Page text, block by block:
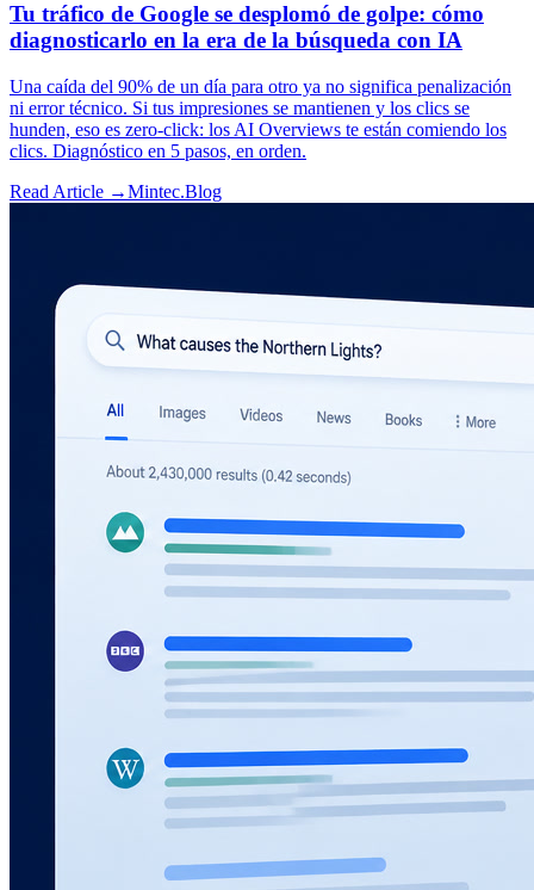
Tu tráfico de Google se desplomó de golpe: cómo
diagnosticarlo en la era de la búsqueda con IA
Una caída del 90% de un día para otro ya no significa penalización
ni error técnico. Si tus impresiones se mantienen y los clics se
hunden, eso es zero-click: los AI Overviews te están comiendo los
clics. Diagnóstico en 5 pasos, en orden.
Read Article →Mintec.Blog